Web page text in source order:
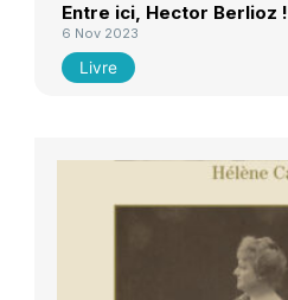
Entre ici, Hector Berlioz !
6 Nov 2023
Livre